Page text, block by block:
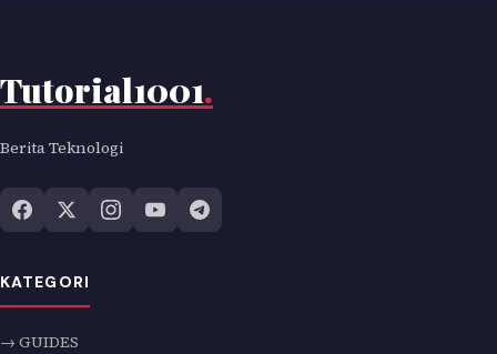
Tutorial1001.
Berita Teknologi
KATEGORI
→ GUIDES